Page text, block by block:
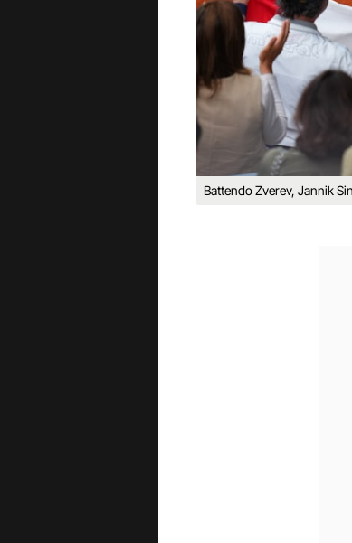
Battendo Zverev, Jannik